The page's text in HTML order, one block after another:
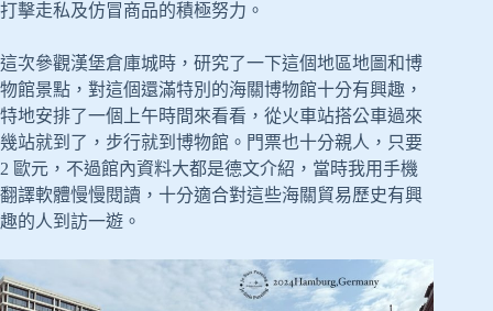
打擊走私及仿冒商品的積極努力。
這次參觀漢堡倉庫城時，研究了一下這個地區地圖和博
物館景點，對這個還滿特別的海關博物館十分有興趣，
特地安排了一個上午時間來看看，從火車站搭公車過來
幾站就到了，步行就到博物館。門票也十分親人，只要
2 歐元，不過館內資料大都是德文介紹，當時我用手機
翻譯軟體慢慢閱讀，十分適合對這些海關貿易歷史有興
趣的人到訪一遊。